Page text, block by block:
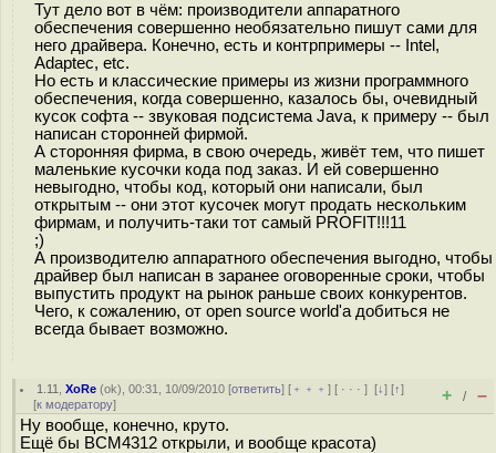
Тут дело вот в чём: производители аппаратного
обеспечения совершенно необязательно пишут сами для
него драйвера. Конечно, есть и контрпримеры -- Intel,
Adaptec, etc.
Но есть и классические примеры из жизни программного
обеспечения, когда совершенно, казалось бы, очевидный
кусок софта -- звуковая подсистема Java, к примеру -- был
написан сторонней фирмой.
А сторонняя фирма, в свою очередь, живёт тем, что пишет
маленькие кусочки кода под заказ. И ей совершенно
невыгодно, чтобы код, который они написали, был
открытым -- они этот кусочек могут продать нескольким
фирмам, и получить-таки тот самый PROFIT!!!11
;)
А производителю аппаратного обеспечения выгодно, чтобы
драйвер был написан в заранее оговоренные сроки, чтобы
выпустить продукт на рынок раньше своих конкурентов.
Чего, к сожалению, от open source world'а добиться не
всегда бывает возможно.
1.11 ,XoRe (ok), 00:31, 10/09/2010 [ответить] [ ﹢﹢﹢] [ · · ·][↓] [↑]
[к модератору] + / –
Ну вообще, конечно, круто.
Ещё бы BCM4312 открыли, и вообще красота)